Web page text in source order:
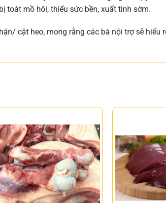
toát mồ hôi, thiếu sức bền, xuất tinh sớm.
cật heo, mong rằng các bà nội trợ sẽ hiểu